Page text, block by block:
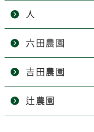
人
六田農園
吉田農園
辻農園